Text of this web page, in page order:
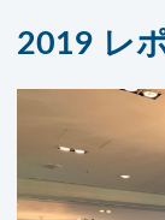
2019 レ